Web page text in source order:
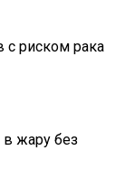
с риском рака
в жару без